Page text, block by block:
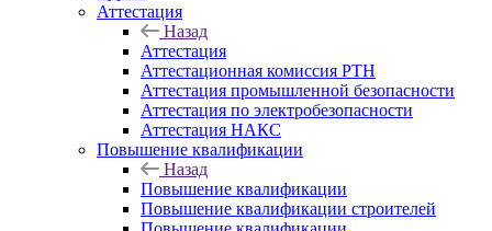
Аттестация
Назад
Аттестация
Аттестационная комиссия РТН
Аттестация промышленной безопасности
Аттестация по электробезопасности
Аттестация НАКС
Повышение квалификации
Назад
Повышение квалификации
Повышение квалификации строителей